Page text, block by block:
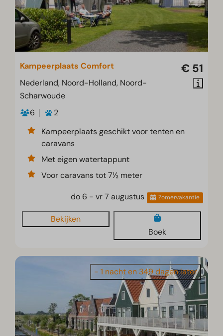
€ 51
Kampeerplaats Comfort
Nederland, Noord-Holland, Noord-
Scharwoude
6
2
Kampeerplaats geschikt voor tenten en
caravans
Met eigen watertappunt
Voor caravans tot 7½ meter
do 6 - vr 7 augustus Zomervakantie
Bekijken
Boek
- 1 nacht en 349 dagen later